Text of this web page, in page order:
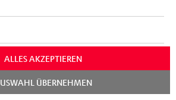
ALLES AKZEPTIEREN
ÜBERNEHMEN